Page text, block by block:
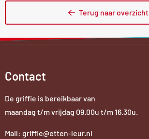
Terug naar overzicht
Contact
De griffie is bereikbaar van
maandag t/m vrijdag 09.00u t/m 16.30u.
Mail: griffie@etten-leur.nl